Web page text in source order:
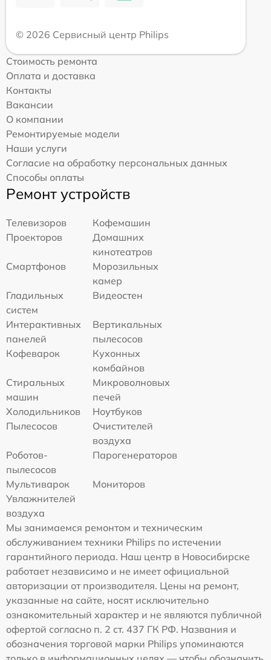
© 2026 Сервисный центр Philips
Стоимость ремонта
Оплата и доставка
Контакты
Вакансии
О компании
Ремонтируемые модели
Наши услуги
Согласие на обработку персональных данных
Способы оплаты
Ремонт устройств
Телевизоров
Кофемашин
Проекторов
Домашних
кинотеатров
Смартфонов
Морозильных
камер
Гладильных
систем
Видеостен
Интерактивных
панелей
Вертикальных
пылесосов
Кофеварок
Кухонных
комбайнов
Стиральных
машин
Микроволновых
печей
Холодильников
Ноутбуков
Пылесосов
Очистителей
воздуха
Роботов-
пылесосов
Парогенераторов
Мультиварок
Мониторов
Увлажнителей
воздуха
Мы занимаемся ремонтом и техническим
обслуживанием техники Philips по истечении
гарантийного периода. Наш центр в Новосибирске
работает независимо и не имеет официальной
авторизации от производителя. Цены на ремонт,
указанные на сайте, носят исключительно
ознакомительный характер и не являются публичной
офертой согласно п. 2 ст. 437 ГК РФ. Названия и
обозначения торговой марки Philips упоминаются